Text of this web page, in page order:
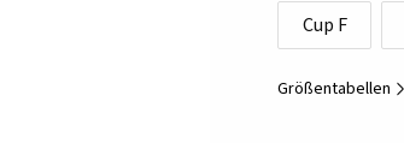
Cup F
Größentabellen